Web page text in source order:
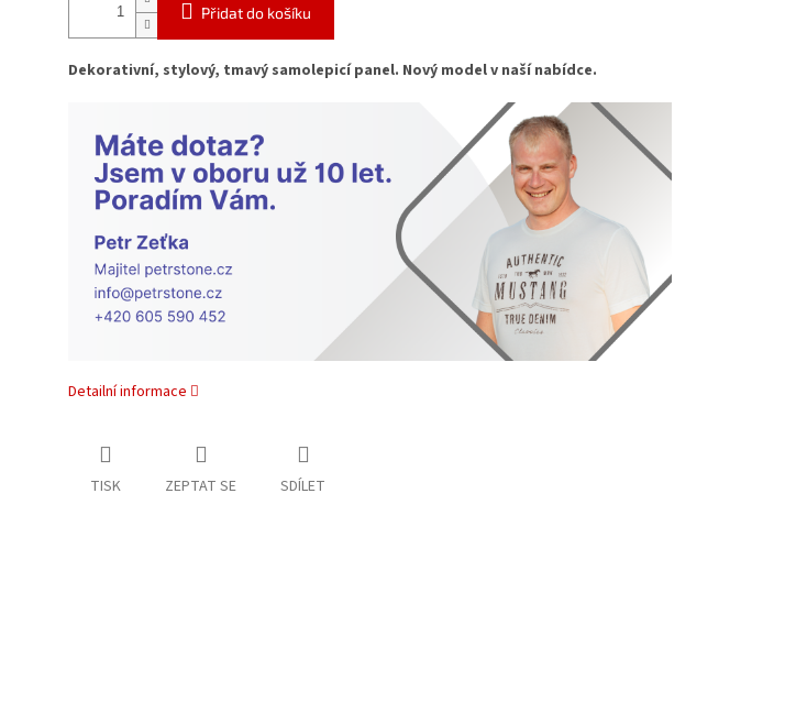
Přidat do košíku
Dekorativní, stylový, tmavý samolepicí panel. Nový model v naší nabídce.
Detailní informace
TISK ZEPTAT SE SDÍLET